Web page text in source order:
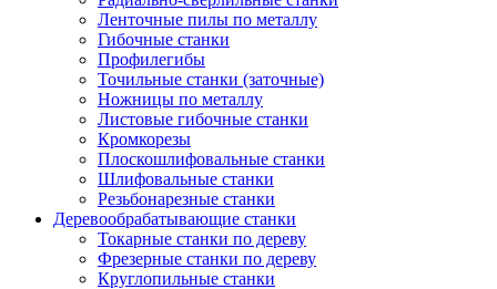
Ленточные пилы по металлу
Гибочные станки
Профилегибы
Точильные станки (заточные)
Ножницы по металлу
Листовые гибочные станки
Кромкорезы
Плоскошлифовальные станки
Шлифовальные станки
Резьбонарезные станки
Деревообрабатывающие станки
Токарные станки по дереву
Фрезерные станки по дереву
Круглопильные станки